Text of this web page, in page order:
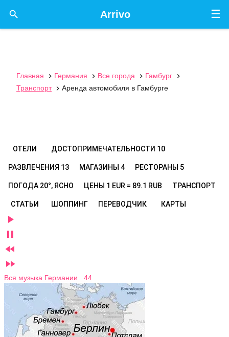
☰
Arrivo

Главная  Германия  Все города  Гамбург

Транспорт
 Аренда автомобиля в Гамбурге
ОТЕЛИ ДОСТОПРИМЕЧАТЕЛЬНОСТИ 10
РАЗВЛЕЧЕНИЯ 13 МАГАЗИНЫ 4 РЕСТОРАНЫ 5
ПОГОДА 20°, ЯСНО ЦЕНЫ 1 EUR = 89.1 RUB ТРАНСПОРТ
СТАТЬИ ШОППИНГ ПЕРЕВОДЧИК КАРТЫ




Вся музыка Германии 44